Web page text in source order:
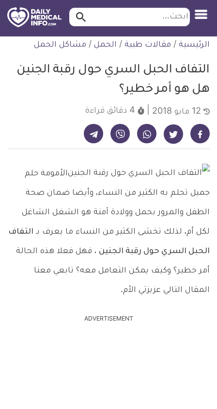
التخطي
للمحتوى
طبية
ابحث ابحث…
الرئيسية / مقالات طبية / الحمل / مشاكل الحمل
التفاف الحبل السري حول رقبة الجنين
هل هو أمر خطير؟
4 دقائق قراءة
شارك على فيسبوك - ديلي ميديكال انفو شارك على تويتر - ديلي ميديكال انفو شارك على واتساب - ديلي ميديكال انفو شارك على فايبر - ديلي ميديكال انفو شارك على تيليجرام - ديلي ميديكال انفو
الأمومة حلم
جميل تحلم به الكثير من النساء، وأيضا ضمان صحة
الطفل والمرور بحمل وولادة آمنة هو الشغل الشاغل
لكل أم، لذلك تخشى الكثير من النساء ما يعرف بـ التفاف
الحبل السري حول رقبة الجنين ، فهل فعلا هذه الحالة
أمر خطير؟ وكيف يمكن التعامل معه؟ تابعي معنا
المقال التالي عزيزتي الأم.
ADVERTISEMENT